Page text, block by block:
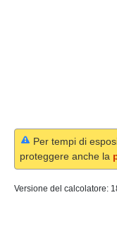
Per tempi di
proteggere anche la
Versione del calcolatore: